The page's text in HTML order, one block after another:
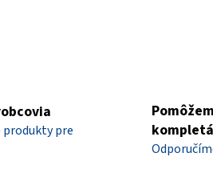
pre